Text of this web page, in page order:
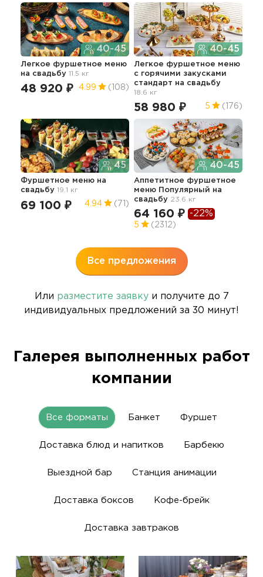
40-45
Легкое фуршетное меню
на свадьбу 11.5 кг
48 920 ₽ 4.99 (108)
40-45
Легкое фуршетное меню
c горячими закусками
стандарт на свадьбу
18.6 кг
58 980 ₽ 5 (176)
45
Фуршетное меню на
свадьбу 19.1 кг
69 100 ₽ 4.94 (71)
40-45
Аппетитное фуршетное
меню Популярный на
свадьбу 23.6 кг
64 160 ₽ -22%
5 (2312)
Все предложения
Или разместите заявкуи получите до 7
индивидуальных предложений за 30 минут!
Галерея выполненных работ
компании
Все форматы Банкет Фуршет
Доставка блюд и напитков Барбекю
Выездной бар Станция анимации
Доставка боксов Кофе-брейк
Доставка завтраков